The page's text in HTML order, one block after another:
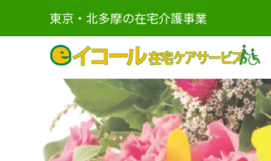
東京・北多摩の在宅介護事業